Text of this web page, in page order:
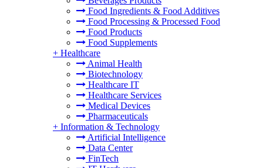
Food Ingredients & Food Additives
Food Processing & Processed Food
Food Products
Food Supplements
+ Healthcare
Animal Health
Biotechnology
Healthcare IT
Healthcare Services
Medical Devices
Pharmaceuticals
+ Information & Technology
Artificial Intelligence
Data Center
FinTech